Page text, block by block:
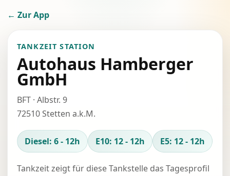
← Zur App
TANKZEIT STATION
Autohaus Hamberger
GmbH
BFT · Albstr. 9
72510 Stetten a.k.M.
Diesel: 6 - 12h E10: 12 - 12h E5: 12 - 12h
Tankzeit zeigt für diese Tankstelle das Tagesprofil